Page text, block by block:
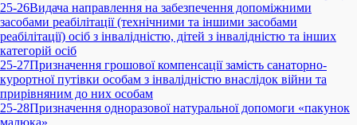
25-26Видача направлення на забезпечення допоміжними
засобами реабілітації (технічними та іншими засобами
реабілітації) осіб з інвалідністю, дітей з інвалідністю та інших
категорій осіб
25-27Призначення грошової компенсації замість санаторно-
курортної путівки особам з інвалідністю внаслідок війни та
прирівняним до них особам
25-28Призначення одноразової натуральної допомоги «пакунок
малюка»